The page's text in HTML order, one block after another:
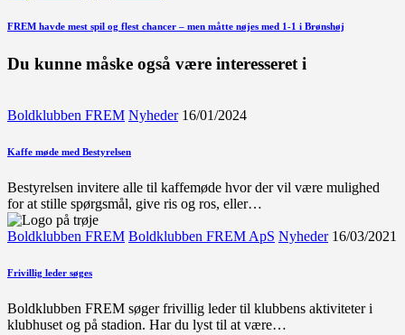
Næste
FREM havde mest spil og flest chancer – men måtte nøjes med 1-1 i Brønshøj
Du kunne måske også være interesseret i
Boldklubben FREM Nyheder 16/01/2024
Kaffe møde med Bestyrelsen
Bestyrelsen invitere alle til kaffemøde hvor der vil være mulighed
for at stille spørgsmål, give ris og ros, eller…
Boldklubben FREM Boldklubben FREM ApS Nyheder 16/03/2021
Frivillig leder søges
Boldklubben FREM søger frivillig leder til klubbens aktiviteter i
klubhuset og på stadion. Har du lyst til at være…